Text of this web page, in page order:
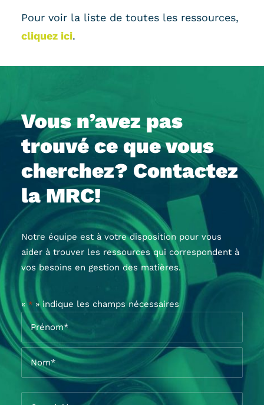
Pour voir la liste de toutes les ressources,
cliquez ici.
Vous n’avez pas
trouvé ce que vous
cherchez? Contactez
la MRC!
Notre équipe est à votre disposition pour vous
aider à trouver les ressources qui correspondent à
vos besoins en gestion des matières.
«* » indique les champs nécessaires
Nom
*
Prénom*